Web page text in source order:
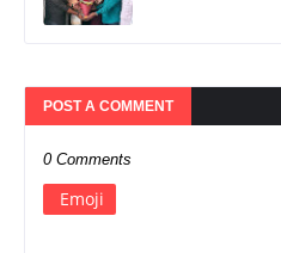
POST A COMMENT
0 Comments
Emoji